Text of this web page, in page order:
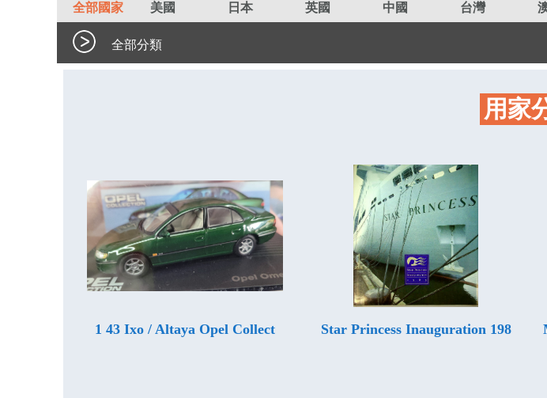
全部國家 美國 日本 英國 中國 台灣
全部分類
用家
1 43 Ixo / Altaya Opel Collect Star Princess Inauguration 198